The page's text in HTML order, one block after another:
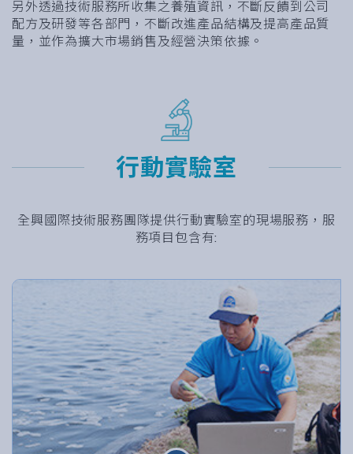
另外透過技術服務所收集之養殖資訊，不斷反饋到公司
配方及研發等各部門，不斷改進產品結構及提高產品質
量，並作為擴大市場銷售及經營決策依據。
行動實驗室
全興國際技術服務團隊提供行動實驗室的現場服務，服
務項目包含有: